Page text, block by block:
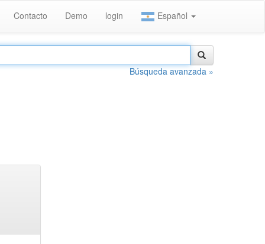
Contacto Demo login Español
Búsqueda avanzada »